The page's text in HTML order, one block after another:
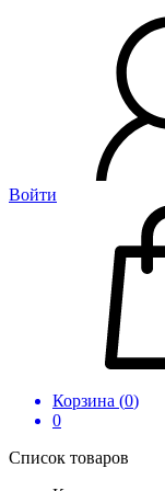
Войти
Корзина (0)
0
Список товаров